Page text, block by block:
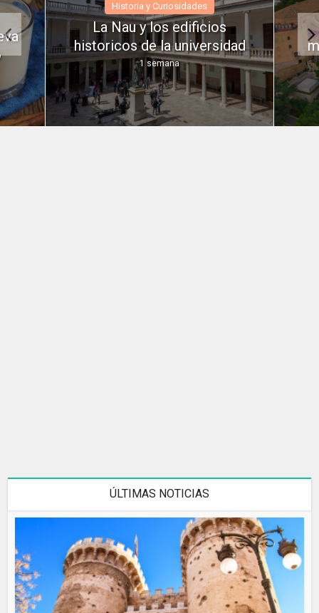
Historia y Curiosidades
La Nau y los edificios
historicos de la universidad
1 semana
ÚLTIMAS NOTICIAS